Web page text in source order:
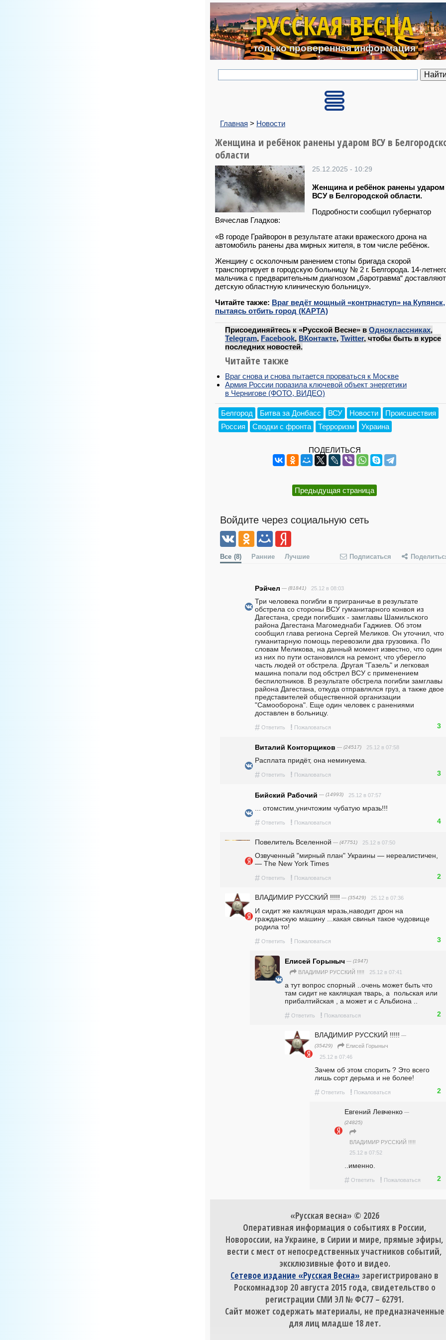
Перейти к основному
РУССКАЯ ВЕСНА
только проверенная информация
Главная > Новости
Женщина и ребёнок ранены ударом ВСУ в
области
25.12.2025 - 10:29
Женщина и ребёнок ранены ударом
ВСУ в Белгородской области.
Подробности сообщил губернатор
Вячеслав Гладков:
«В городе Грайворон в результате атаки вражеского дрона на
автомобиль ранены два мирных жителя, в том числе ребёнок.
Женщину с осколочным ранением стопы бригада скорой
транспортирует в городскую больницу № 2 г. Белгорода. 14-
мальчика с предварительным диагнозом „баротравма“
детскую областную клиническую больницу».
Читайте также: Враг ведёт мощный «контрнаступ» на Купянск,
пытаясь отбить город (КАРТА)
Присоединяйтесь к «Русской Весне» в Одноклассниках,
Telegram, Facebook, ВКонтакте, Twitter, чтобы быть в курсе
последних новостей.
Читайте также
Враг снова и снова пытается прорваться к Москве
Армия России поразила ключевой объект энергетики
в Чернигове (ФОТО, ВИДЕО)
Белгород Битва за Донбасс ВСУ Новости
Происшествия
Россия
Сводки с фронта Терроризм Украина
ПОДЕЛИТЬСЯ
Предыдущая страница
Войдите через социальную сеть
Все (8) Ранние Лучшие Подписаться
Рэйчел — (81841) 25.12 в 08:03
Три человека погибли в приграничье в результате
обстрела со стороны ВСУ гуманитарного конвоя из
Дагестана, среди погибших - замглавы Шамильского
района Дагестана Магомеднаби Гаджиев. Об этом
сообщил глава региона Сергей Меликов. Он уточнил, что
гуманитарную помощь перевозили два грузовика. По
словам Меликова, на данный момент известно, что один
из них по пути остановился на ремонт, что уберегло
часть людей от обстрела. Другая "Газель" и легковая
машина попали под обстрел ВСУ с применением
беспилотников. В результате обстрела погибли замглавы
района Дагестана, откуда отправлялся груз, а также двое
представителей общественной организации
"Самооборона". Еще один человек с ранениями
доставлен в больницу.
# Ответить ! Пожаловаться 3
Виталий Конторщиков — (24517) 25.12 в 07:58
Расплата придёт, она неминуема.
# Ответить ! Пожаловаться 3
Бийский Рабочий — (14993) 25.12 в 07:57
... отомстим,уничтожим чубатую мразь!!!
# Ответить ! Пожаловаться 4
Повелитель Вселенной — (47751) 25.12 в 07:50
Озвученный "мирный план" Украины — нереалистичен,
— The New York Times
# Ответить ! Пожаловаться 2
ВЛАДИМИР РУССКИЙ !!!!! — (35429) 25.12 в 07:36
И сидит же какляцкая мразь,наводит дрон на
гражданскую машину ...какая свинья такое чудовище
родила то!
# Ответить ! Пожаловаться 3
Елисей Горыныч — (1947)
ВЛАДИМИР РУССКИЙ !!!!! 25.12 в 07:41
а тут вопрос спорный ..очень может быть что
там сидит не какляцкая тварь, а  польская или
прибалтийская , а может и с Альбиона ..
# Ответить ! Пожаловаться 2
ВЛАДИМИР РУССКИЙ !!!!! —
(35429)
Елисей Горыныч
25.12 в 07:46
Зачем об этом спорить ? Это всего
лишь сорт дерьма и не более!
# Ответить ! Пожаловаться 2
Евгений Левченко —
(24825)
ВЛАДИМИР РУССКИЙ !!!!!
25.12 в 07:52
..именно.
# Ответить ! Пожаловаться 2
«Русская весна» © 2026
Оперативная информация о событиях в России,
Новороссии, на Украине, в Сирии и мире, прямые эфиры,
вести с мест от непосредственных участников событий,
эксклюзивные фото и видео.
Сетевое издание «Русская Весна» зарегистрировано в
Роскомнадзор 20 августа 2015 года, свидетельство о
регистрации СМИ ЭЛ № ФС77 – 62791.
Сайт может содержать материалы, не предназначенные
для лиц младше 18 лет.